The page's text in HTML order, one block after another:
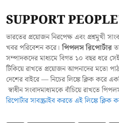
SUPPORT
ভারতের প্রয়োজন নিরপেক্ষ এবং প্রশ্নমুখী
খবর পরিবেশন করে।পিপলস রিপোর্টার
সম্পাদকদের মাধ্যমে বিগত ১০ বছর ধরে
টিকিয়ে রাখতে প্রয়োজন আপনাদের মতো
দেশের বাইরে — নিচের লিঙ্কে ক্লিক করে
স্বাধীন সংবাদমাধ্যমকে বাঁচিয়ে রাখতে
রিপোর্টার সাবস্ক্রাইব করতে এই লিঙ্কে ক্লিক